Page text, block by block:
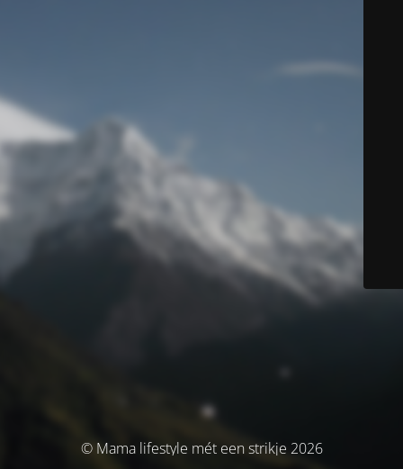
© Mama lifestyle mét een strikje 2026